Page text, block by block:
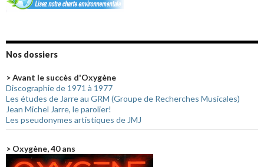
Nos dossiers
> Avant le succès d'Oxygène
Discographie de 1971 à 1977
Les études de Jarre au GRM (Groupe de Recherches Musicales)
Jean Michel Jarre, le parolier!
Les pseudonymes artistiques de JMJ
> Oxygène, 40 ans